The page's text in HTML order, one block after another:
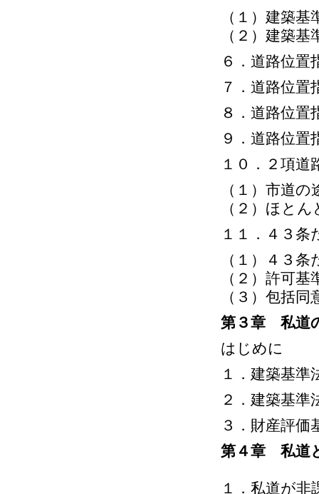
（１）建築
（２）建築
６．道路位置
７．道路位置
８．道路位置
９．道路位置
１０．２項道
（１）市道
（２）ほと
１１．４３条
（１）４３
（２）許可
（３）包括
第３章 私道
はじめに
１．建築基準
２．建築基
３．財産評価
第４章 私道
１．私道が